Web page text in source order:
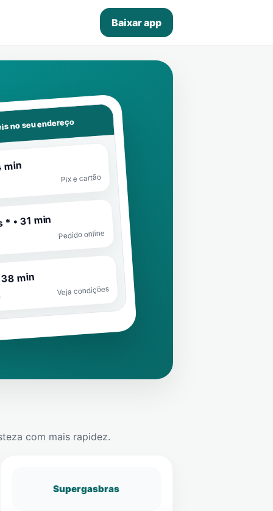
Baixar app
no seu endereço
min
Pix e cartão
• 31 min
Pedido online
min
Veja condições
com mais rapidez.
Supergasbras